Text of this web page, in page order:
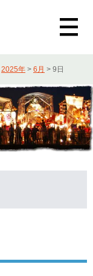
2025年 > 6月 > 9日